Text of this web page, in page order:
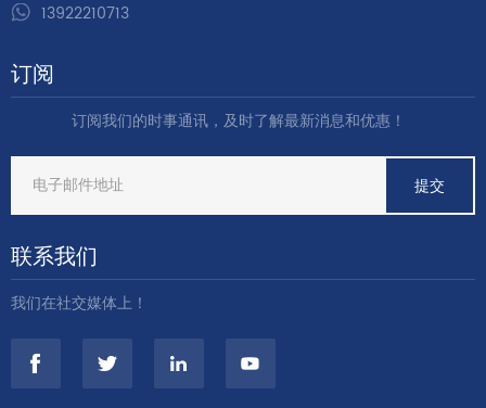
13922210713
订阅
订阅我们的时事通讯，及时了解最新消息和优惠！
联系我们
我们在社交媒体上！